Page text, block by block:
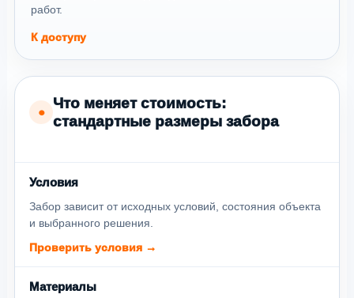
работ.
К доступу
●
Что меняет стоимость:
стандартные размеры забора
Условия
Забор зависит от исходных условий, состояния объекта
и выбранного решения.
Проверить условия →
Материалы